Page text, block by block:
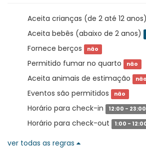
Aceita crianças (de 2 até 12 anos)
Aceita bebês (abaixo de 2 anos)
Fornece berços não
Permitido fumar no quarto não
Aceita animais de estimação não
Eventos são permitidos não
Horário para check-in 12:00 - 23:00
Horário para check-out 1:00 -
ver todas as regras